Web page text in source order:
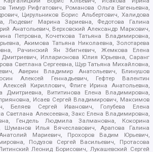
Тимур Рифгатович, Романова Ольга Евгеньевна,
Цирульников Борис Альбертович, Халидова
Людевиг Марина Зариевна, Федотова Галина
Анатольевич, Верховский Александр Маркович,
Петровна, Кочеткова Татьяна Владимировна,
Акимова Татьяна Николаевна, Золотарева
Рачинский Ян Збигневич, Жемкова Елена
Дмитриевич, Илларионова Юлия Юрьевна, Саранг
Светлана Сергеевна, Щур Татьяна Михайловна,
Аверин Владимир Анатольевич, Блинушов
Алексей Геннадьевич, Гефтер Валентин
Кириллович, Флиге Ирина Анатольевна,
Дмитриевна, Вититинова Елена Владимировна,
Исаев Сергей Владимирович, Максимов
Беляев Сергей Иванович, Голубева Елена
Светлана Алексеевна, Закс Елена Владимировна,
Гендель Людмила Залмановна, Кокорина
Шуманов Илья Вячеславович, Арапова Галина
Мариевич, Прохоров Вадим Юрьевич,
Подузов Сергей Васильевич, Протасова
Леонид Борисович, Лукашевский Сергей